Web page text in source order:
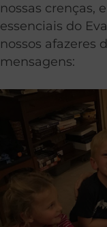
nossas crenças,
essenciais do
nossos afazeres
mensagens: